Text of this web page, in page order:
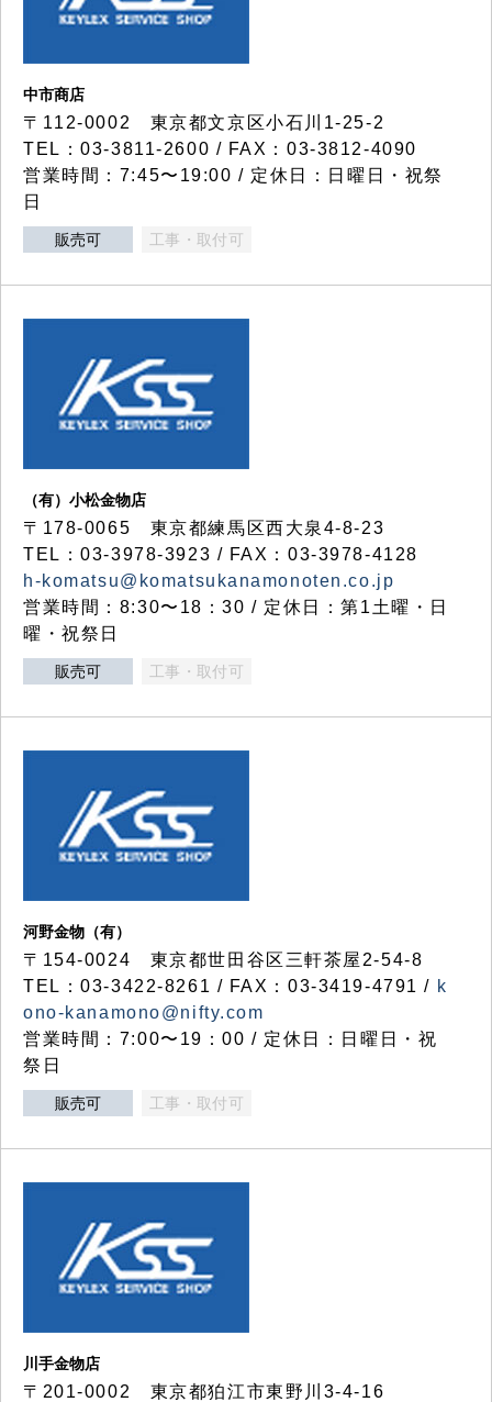
中市商店
〒112-0002 東京都文京区小石川1-25-2
TEL：03-3811-2600 / FAX：03-3812-4090
営業時間：7:45〜19:00 / 定休日：日曜日・祝祭
日
販売可 工事・取付可
（有）小松金物店
〒178-0065 東京都練馬区西大泉4-8-23
TEL：03-3978-3923 / FAX：03-3978-4128
h-komatsu@komatsukanamonoten.co.jp
営業時間：8:30〜18：30 / 定休日：第1土曜・日
曜・祝祭日
販売可 工事・取付可
河野金物（有）
〒154-0024 東京都世田谷区三軒茶屋2-54-8
TEL：03-3422-8261 / FAX：03-3419-4791 / k
ono-kanamono@nifty.com
営業時間：7:00〜19：00 / 定休日：日曜日・祝
祭日
販売可 工事・取付可
川手金物店
〒201-0002 東京都狛江市東野川3-4-16